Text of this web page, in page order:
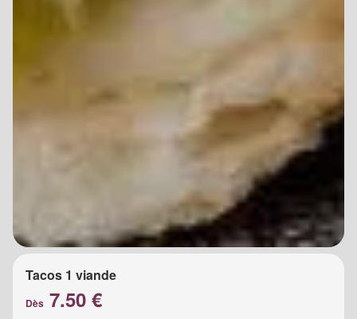
Tacos 1 viande
Dès 7.50 €